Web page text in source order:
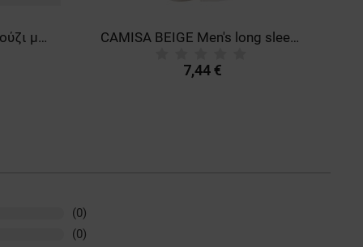
BU HOTEL ECRU Μπουρνούζι μπάνιου CAMISA BEIGE Men's long sleeve shirt
7,44 €
(0)
(0)